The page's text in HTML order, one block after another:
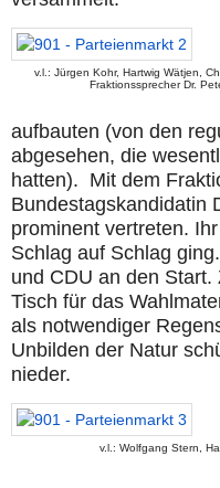
v.l.: Jürgen Kohr, Hartwig Wätjen,
Fraktionssprecher Dr.
aufbauten (von den
abgesehen, die
hatten). Mit dem
Bundestagskandidatin
prominent vertreten.
Schlag auf Schlag
und CDU an den
Tisch für das
als notwendiger
Unbilden der Natur
nieder.
v.l.: Wolfgang Stern,